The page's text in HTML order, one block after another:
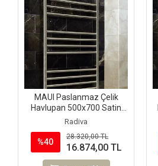
MAUI Paslanmaz Çelik
Havlupan 500x700 Satin
Polisaj
Radiva
%40
28.320,00 TL
16.874,00 TL